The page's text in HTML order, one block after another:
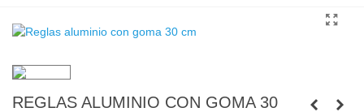
REGLAS ALUMINIO CON GOMA 30